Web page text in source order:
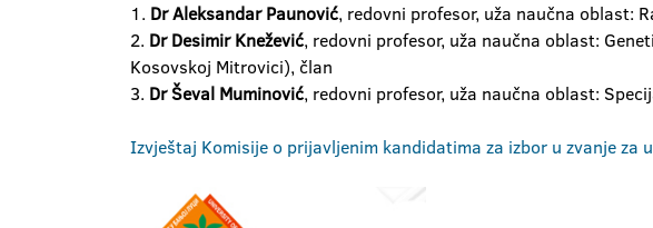
1. Dr Aleksandar Paunović, redovni profesor, uža naučna oblast:
2. Dr Desimir Knežević, redovni profesor, uža naučna oblast:
Kosovskoj Mitrovici), član
3. Dr Ševal Muminović, redovni profesor, uža naučna oblast:
Izvještaj Komisije o prijavljenim kandidatima za izbor u zvanje za